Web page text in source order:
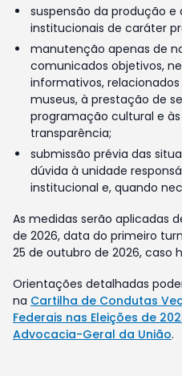
suspensão da produção
institucionais de caráter
manutenção apenas de
comunicados objetivos,
informativos,
museus, à prestação de
programação cultural e
transparência;
submissão prévia das
dúvida à unidade
institucional e, quando
As medidas serão aplicadas
de 2026, data do primeiro
25 de outubro de 2026, caso
Orientações detalhadas
na Cartilha de Condutas
Federais nas Eleições de
Advocacia-Geral da União.